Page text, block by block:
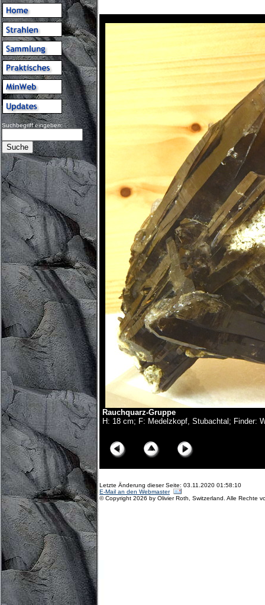
Suchbegriff eingeben:
Rauchquarz-Gruppe
H: 18 cm; F: Medelzkopf, Stubachtal; Finder:
Letzte Änderung dieser Seite: 03.11.2020 01:58:10
E-Mail an den Webmaster
© Copyright 2026 by Olivier Roth, Switzerland. Alle Rechte